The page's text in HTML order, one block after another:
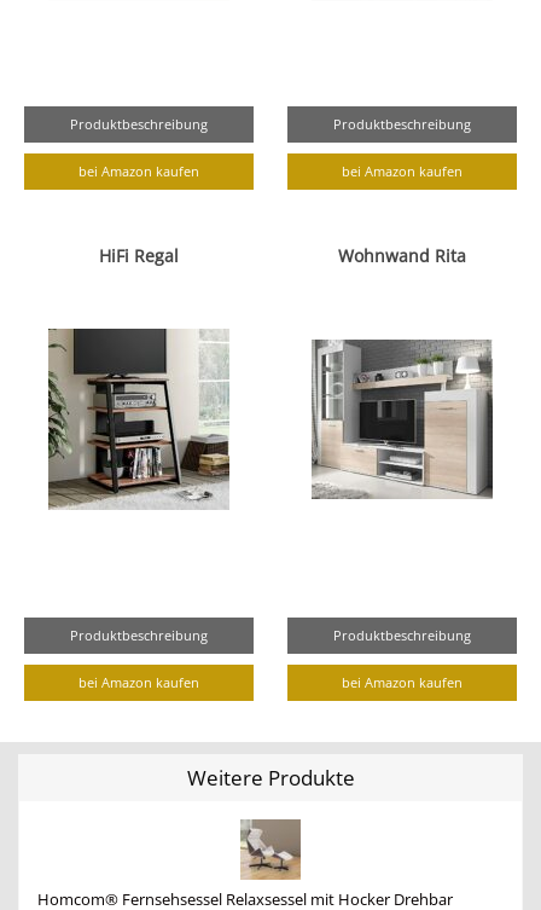
Produktbeschreibung
bei Amazon kaufen
Produktbeschreibung
bei Amazon kaufen
HiFi Regal
Produktbeschreibung
bei Amazon kaufen
Wohnwand Rita
Produktbeschreibung
bei Amazon kaufen
Weitere Produkte
Homcom® Fernsehsessel Relaxsessel mit Hocker Drehbar